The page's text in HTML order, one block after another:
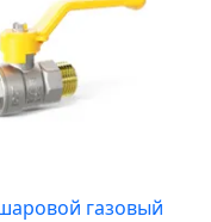
газовый